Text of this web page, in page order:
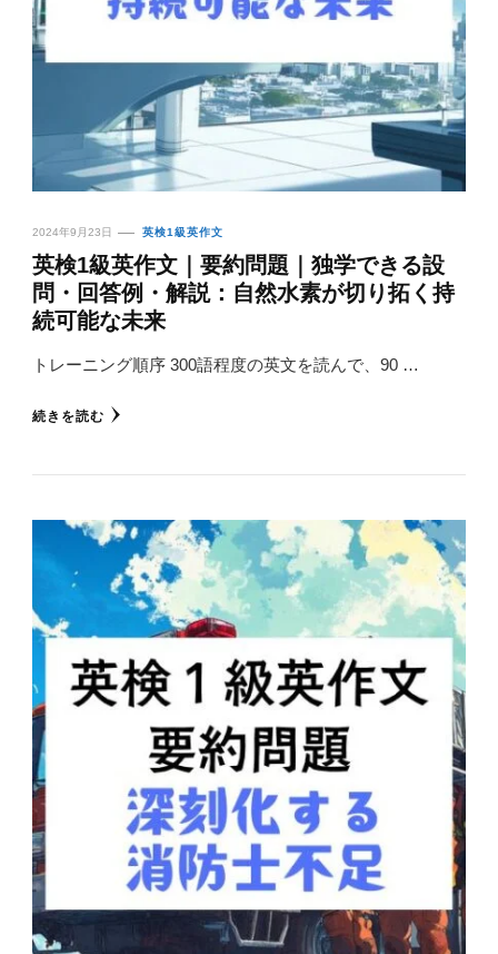
2024年9月23日 英検1級英作文
英検1級英作文｜要約問題｜独学できる設
問・回答例・解説：自然水素が切り拓く持
続可能な未来
トレーニング順序 300語程度の英文を読んで、90 …
続きを読む